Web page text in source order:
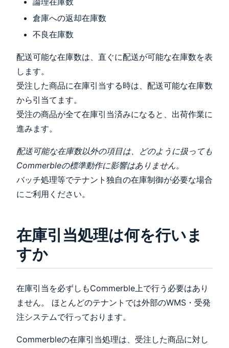
倉庫への返却在庫数
不良在庫数
配送可能な在庫数は、直ぐに配送が可能な在庫数を表
します。
受注した商品に在庫引当する時は、配送可能な在庫数
から引当てます。
受注の商品が全て在庫引当済みになると、出荷作業に
進みます。
配送可能な在庫数以外の項目は、どのように扱っても
Commerbleの標準動作に影響はありません。
バッチ処理等でテナント独自の在庫制御が必要な場合
にご利用ください。
在庫引当処理は何を行いま
すか
在庫引当を必ずしもCommerble上で行う必要はあり
ません。 ほとんどのテナントでは外部のWMS・受発
注システムで行っております。
Commerbleの在庫引当処理は、受注した商品に対し